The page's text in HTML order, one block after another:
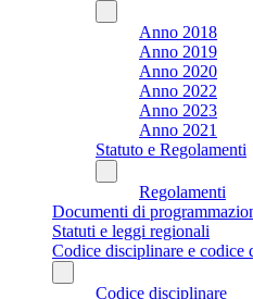
Anno 2018
Anno 2019
Anno 2020
Anno 2022
Anno 2023
Anno 2021
Statuto e Regolamenti
Regolamenti
Documenti di
Statuti e leggi regionali
Codice disciplinare e codice
Codice disciplinare